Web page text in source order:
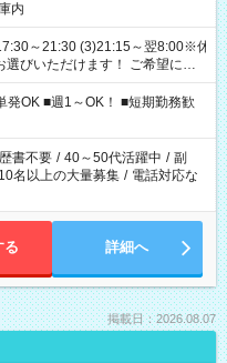
内
～21:30 (3)21:15～翌8:00※休
びいただけます！ ご希望に合
時/18-22時/20-翌4時/21-翌5
都合で選んで頂ける完全自由シ
OK ■週1～OK！ ■短期勤務歓
書不要 / 40～50代活躍中 / 副
10名以上の大量募集 / 電話対応な
る 詳細へ
掲載日：2026.08.07